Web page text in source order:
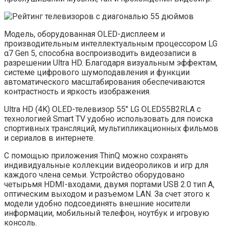
Модель, оборудованная OLED-дисплеем и
производительным интеллектуальным процессором LG
α7 Gen 5, способна воспроизводить видеозаписи в
разрешении Ultra HD. Благодаря визуальным эффектам,
системе цифрового шумоподавления и функции
автоматического масштабирования обеспечиваются
контрастность и яркость изображения.
Ultra HD (4K) OLED-телевизор 55″ LG OLED55B2RLA с
технологией Smart TV удобно использовать для поиска
спортивных трансляций, мультипликационных фильмов
и сериалов в интернете.
С помощью приложения ThinQ можно сохранять
индивидуальные коллекции видеороликов и игр для
каждого члена семьи. Устройство оборудовано
четырьмя HDMI-входами, двумя портами USB 2.0 тип A,
оптическим выходом и разъемом LAN. За счет этого к
модели удобно подсоединять внешние носители
информации, мобильный телефон, ноутбук и игровую
консоль.